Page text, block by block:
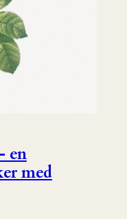
en
med